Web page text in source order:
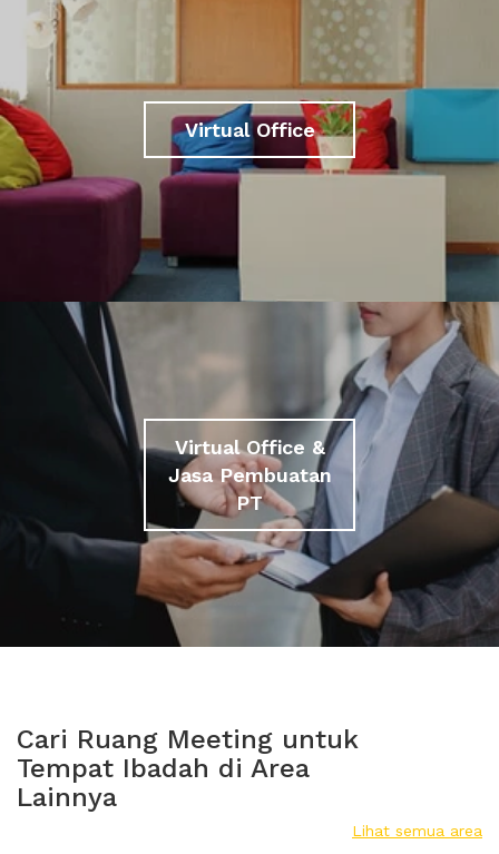
Virtual Office
Virtual Office &
Jasa Pembuatan
PT
Cari Ruang Meeting untuk
Tempat Ibadah di Area
Lainnya
Lihat semua area